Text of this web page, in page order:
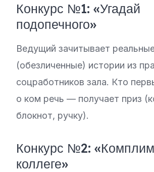
Конкурс №1: «Угадай
подопечного»
Ведущий зачитывает
(обезличенные) истории из
соцработников зала. Кто
о ком речь — получает приз
блокнот, ручку).
Конкурс №2:
коллеге»